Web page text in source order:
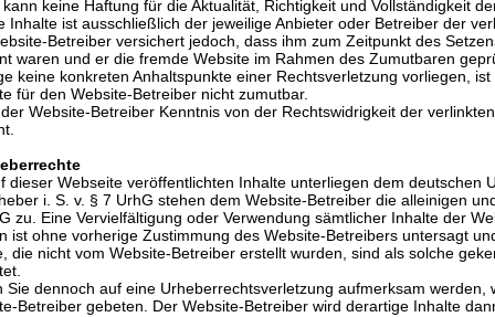
keine Haftung für die Aktualität, Richtigkeit und Vollständigkeit
Inhalte ist ausschließlich der jeweilige Anbieter oder Betreiber der
Betreiber versichert jedoch, dass ihm zum Zeitpunkt des
waren und er die fremde Website im Rahmen des Zumutbaren
keine konkreten Anhaltspunkte einer Rechtsverletzung vorliegen,
für den Website-Betreiber nicht zumutbar.
Website-Betreiber Kenntnis von der Rechtswidrigkeit der
dieser Webseite veröffentlichten Inhalte unterliegen dem deutschen
i. S. v. § 7 UrhG stehen dem Website-Betreiber die alleinigen
zu. Eine Vervielfältigung oder Verwendung sämtlicher Inhalte der
ist ohne vorherige Zustimmung des Website-Betreibers untersagt
die nicht vom Website-Betreiber erstellt wurden, sind als solche
Sie dennoch auf eine Urheberrechtsverletzung aufmerksam
Betreiber gebeten. Der Website-Betreiber wird derartige Inhalte